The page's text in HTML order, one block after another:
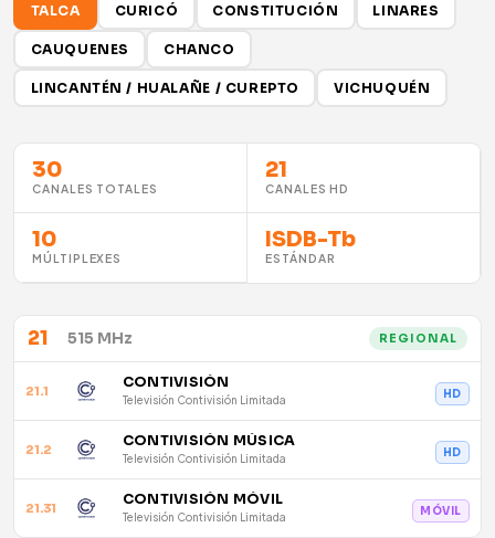
TALCA CURICÓ CONSTITUCIÓN LINARES
CAUQUENES CHANCO
LINCANTÉN / HUALAÑE / CUREPTO VICHUQUÉN
30
CANALES TOTALES
21
CANALES HD
10
MÚLTIPLEXES
ISDB-Tb
ESTÁNDAR
21 515 MHz REGIONAL
21.1 CONTIVISIÓN
Televisión Contivisión Limitada HD
21.2 CONTIVISIÓN MÚSICA
Televisión Contivisión Limitada HD
21.31 CONTIVISIÓN MÓVIL
Televisión Contivisión Limitada MÓVIL